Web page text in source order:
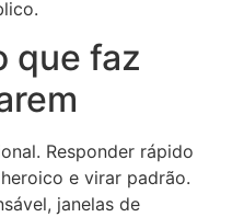
que faz
Responder rápido
e virar padrão.
janelas de